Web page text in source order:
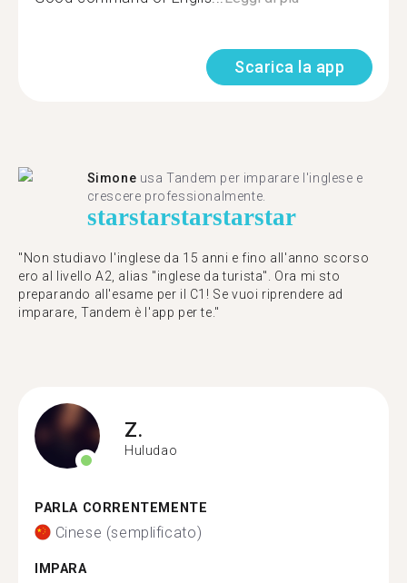
Scarica la app
Simone usa Tandem per imparare l'inglese e
crescere professionalmente.
starstarstarstarstar
"Non studiavo l'inglese da 15 anni e fino all'anno scorso
ero al livello A2, alias "inglese da turista". Ora mi sto
preparando all'esame per il C1! Se vuoi riprendere ad
imparare, Tandem è l'app per te."
Z.
Huludao
PARLA CORRENTEMENTE
Cinese (semplificato)
IMPARA